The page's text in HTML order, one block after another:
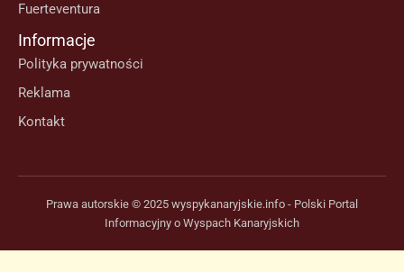
Fuerteventura
Informacje
Polityka prywatności
Reklama
Kontakt
Prawa autorskie © 2025 wyspykanaryjskie.info - Polski Portal
Informacyjny o Wyspach Kanaryjskich